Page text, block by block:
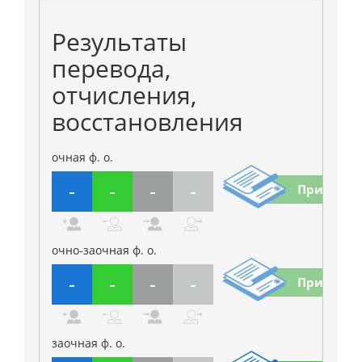
Результаты
перевода,
отчисления,
восстановления
очная ф. о.
- - - - Приказы
очно-заочная ф. о.
- - - - Приказы
заочная ф. о.